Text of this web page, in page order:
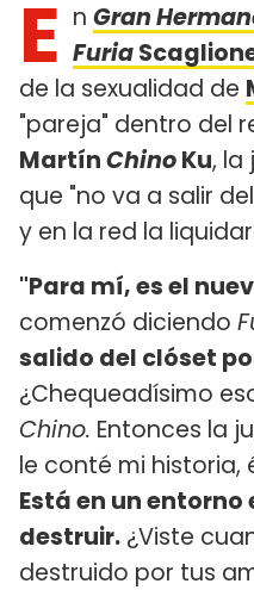
E n Gran
Furia
de la sexualidad de
"pareja" dentro del
MartínChinoKu, la
que "no va a salir
y en la red la
"Para mí, es el
comenzó diciendo
salido del clóset
¿Chequeadísimo
Chino. Entonces la
le conté mi historia,
Está en un entorno
destruir. ¿Viste
destruido por tus